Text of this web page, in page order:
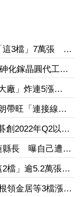
這3檔」7萬張 砸
化鎵晶圓代工
通訊開始貢獻營
廠」炸連5漲
億元
帶旺「連接線束
元
創2022年Q2以來
縣長 曝自己遭打
氯酸鈉」
2檔」逾5.2萬張
40%
領金居等3檔漲